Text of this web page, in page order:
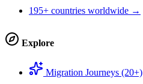
195+ countries worldwide →
Explore
Migration Journeys (20+)